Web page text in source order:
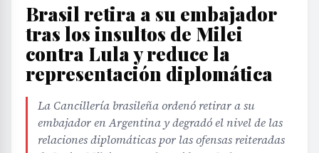
Brasil retira a su embajador
tras los insultos de Milei
contra Lula y reduce la
representación diplomática
La Cancillería brasileña ordenó retirar a su
embajador en Argentina y degradó el nivel de las
relaciones diplomáticas por las ofensas reiteradas